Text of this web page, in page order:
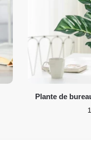
Plante de